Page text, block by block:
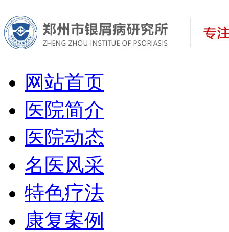
网站首页
医院简介
医院动态
名医风采
特色疗法
康复案例